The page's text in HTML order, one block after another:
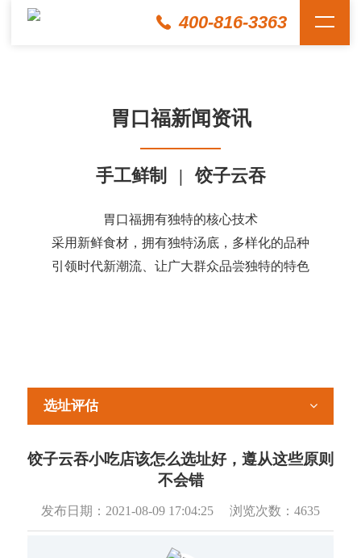
400-816-3363
胃口福新闻资讯
手工鲜制 | 饺子云吞
胃口福拥有独特的核心技术
采用新鲜食材，拥有独特汤底，多样化的品种
引领时代新潮流、让广大群众品尝独特的特色
选址评估
饺子云吞小吃店该怎么选址好，遵从这些原则
不会错
发布日期： 2021-08-09 17:04:25 浏览次数： 4635